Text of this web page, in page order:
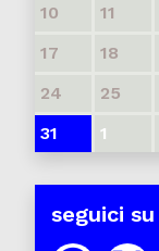
10
11
17
18
24
25
31
1
seguici su